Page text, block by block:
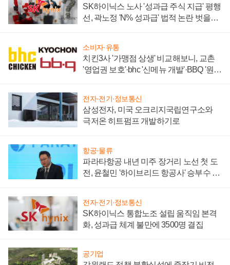
SK하이닉스 노사 '성과급 주식 지급' 평행
선, 곽노정 'N% 성과급' 법적 논란 벗을지
소비자·유통
치킨3사 '가맹점 상생' 비교해보니, 교촌
'영업권 보호'·bhc '신메뉴 개발'·BBQ '원가
전자·전기·정보통신
삼성전자, 미국 오크리지국립연구소와
극저온 히트펌프 개발하기로
항공·물류
파라타항공 내년 미주 장거리 노선 첫 도
전, 윤철민 '하이브리드 항공사' 승부수 통
전자·전기·정보통신
SK하이닉스 통합노조 설립 움직임 본격
화, 성과급 체계 불만에 3500명 결집
공기업